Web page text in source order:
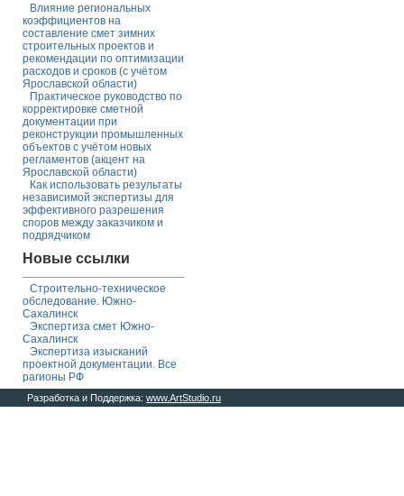
Влияние региональных
коэффициентов на
составление смет зимних
строительных проектов и
рекомендации по оптимизации
расходов и сроков (с учётом
Ярославской области)
Практическое руководство по
корректировке сметной
документации при
реконструкции промышленных
объектов с учётом новых
регламентов (акцент на
Ярославской области)
Как использовать результаты
независимой экспертизы для
эффективного разрешения
споров между заказчиком и
подрядчиком
Новые ссылки
Строительно-техническое
обследование. Южно-
Сахалинск
Экспертиза смет Южно-
Сахалинск
Экспертиза изысканий
проектной документации. Все
рагионы РФ
Разработка и Поддержка: www.ArtStudio.ru